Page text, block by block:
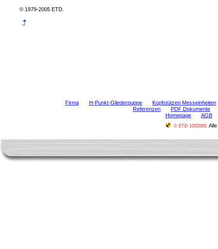
© 1979-2005 ETD.
Firma H-Punkt-Gliederpuppe
Kopfstützen Messeinheiten
Referenzen
PDF Dokumente
Homepage
AGB
© ETD 1052005.